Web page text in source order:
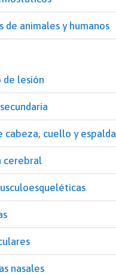
de animales y humanos
de lesión
cabeza, cuello y espalda
cerebral
nasales